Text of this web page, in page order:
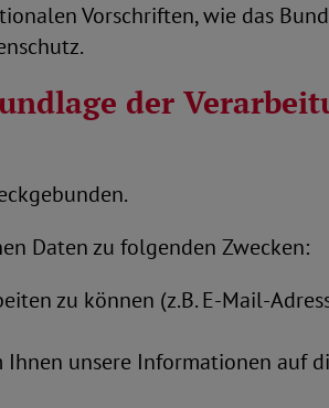
Vorschriften, wie das
der
Daten zu folgenden Zwecken:
zu können (z.B. E-Mail-
unsere Informationen auf